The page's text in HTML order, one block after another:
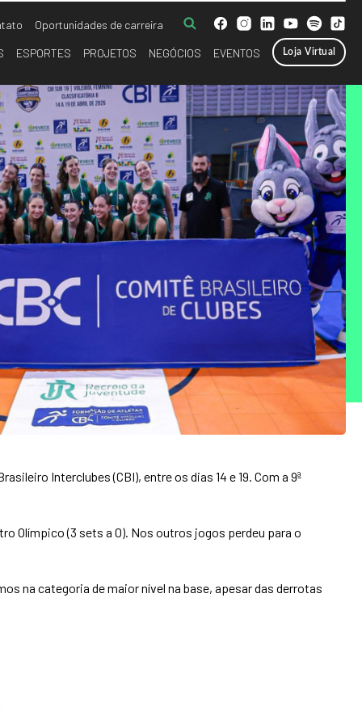
ESPORTES PROJETOS NEGÓCIOS EVENTOS Loja Virtual
Oportunidades de carreira
Interclubes (CBI), entre os dias 14 e 19. Com a 9ª
Olímpico (3 sets a 0). Nos outros jogos perdeu para o
na categoria de maior nível na base, apesar das derrotas